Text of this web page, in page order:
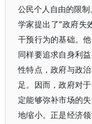
公民个人自由的限
学家提出了“政府失
干预行为的基础。
同样要追求自身利
性特点，政府与政
足。因而，政府对
定能够弥补市场的
地缩小。正是经济